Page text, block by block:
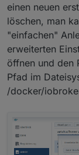
einen neuen
löschen, man
"einfachen"
erweiterten
öffnen und den
Pfad im
/docker/